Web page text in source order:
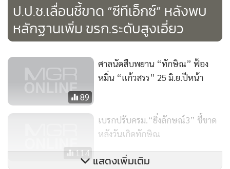
ป.ป.ช.เลื่อนชี้ขาด “ซีทีเอ็กซ์” หลังพบ
หลักฐานเพิ่ม ขรก.ระดับสูงเอี่ยว
89
ศาลนัดสืบพยาน “ทักษิณ” ฟ้อง
หมิ่น “แก้วสรร” 25 มิ.ย.ปีหน้า
114
เบรกปรับครม.“ยิ่งลักษณ์3” ชี้ขาด
หลังวันเกิดทักษิณ
แสดงเพิ่มเติม